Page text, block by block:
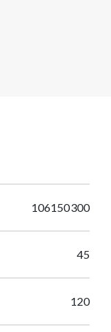
106150300
45
120